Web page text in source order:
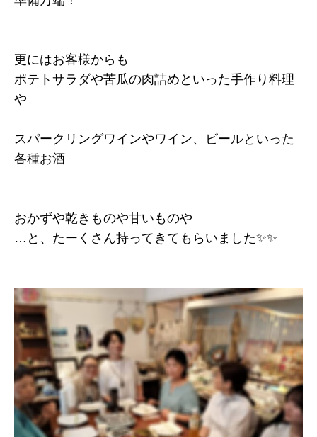
更にはお客様からも
ポテトサラダや苦瓜の肉詰めといった手作り料理
や
スパークリングワインやワイン、ビールといった
各種お酒
おかずや乾きものや甘いものや
…と、たーくさん持ってきてもらいました✨✨